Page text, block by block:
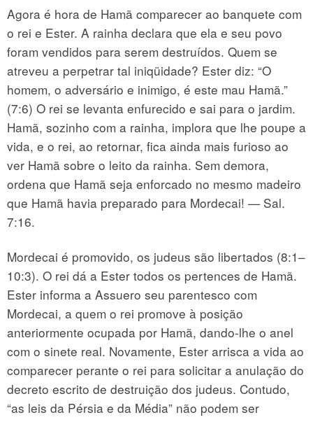
Agora é hora de Hamã comparecer ao banquete com
o rei e Ester. A rainha declara que ela e seu povo
foram vendidos para serem destruídos. Quem se
atreveu a perpetrar tal iniqüidade? Ester diz: “O
homem, o adversário e inimigo, é este mau Hamã.”
(7:6) O rei se levanta enfurecido e sai para o jardim.
Hamã, sozinho com a rainha, implora que lhe poupe a
vida, e o rei, ao retornar, fica ainda mais furioso ao
ver Hamã sobre o leito da rainha. Sem demora,
ordena que Hamã seja enforcado no mesmo madeiro
que Hamã havia preparado para Mordecai! — Sal.
7:16.
Mordecai é promovido, os judeus são libertados (8:1–
10:3). O rei dá a Ester todos os pertences de Hamã.
Ester informa a Assuero seu parentesco com
Mordecai, a quem o rei promove à posição
anteriormente ocupada por Hamã, dando-lhe o anel
com o sinete real. Novamente, Ester arrisca a vida ao
comparecer perante o rei para solicitar a anulação do
decreto escrito de destruição dos judeus. Contudo,
“as leis da Pérsia e da Média” não podem ser